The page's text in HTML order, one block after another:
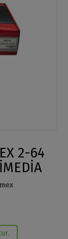
2-64